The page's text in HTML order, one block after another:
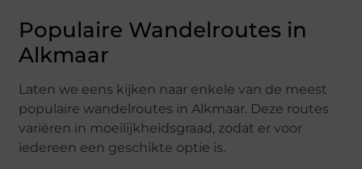
Populaire Wandelroutes in
Alkmaar
Laten we eens kijken naar enkele van de meest
populaire wandelroutes in Alkmaar. Deze routes
variëren in moeilijkheidsgraad, zodat er voor
iedereen een geschikte optie is.